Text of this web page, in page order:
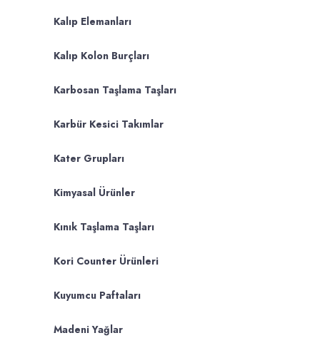
Kalıp Elemanları
Kalıp Kolon Burçları
Karbosan Taşlama Taşları
Karbür Kesici Takımlar
Kater Grupları
Kimyasal Ürünler
Kınık Taşlama Taşları
Kori Counter Ürünleri
Kuyumcu Paftaları
Madeni Yağlar